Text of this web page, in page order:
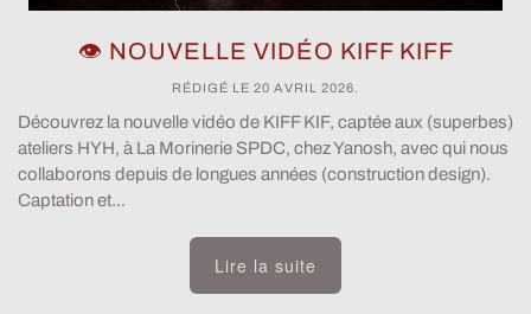
👁️ NOUVELLE VIDÉO KIFF KIFF
RÉDIGÉ LE 20 AVRIL 2026
Découvrez la nouvelle vidéo de KIFF KIF, captée aux (superbes)
ateliers HYH, à La Morinerie SPDC, chez Yanosh, avec qui nous
collaborons depuis de longues années (construction design).
Captation et...
Lire la suite